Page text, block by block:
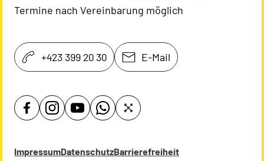
Termine nach Vereinbarung möglich
+423 399 20 30 E-Mail
ImpressumDatenschutzBarrierefreiheit